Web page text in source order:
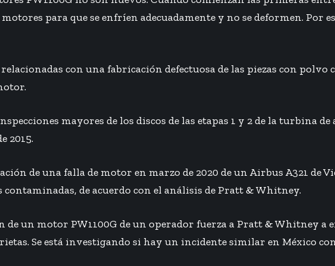
para que se enfríen adecuadamente y no se deformen. Por
con una fabricación defectuosa de las piezas con
mayores de los discos de las etapas 1 y 2 de la turbina
2015.
de una falla de motor en marzo de 2020 de un Airbus A321 de
de acuerdo con el análisis de Pratt & Whitney.
de un motor PW1100G de un operador fuerza a Pratt & Whitney
Se está investigando si hay un incidente similar en México